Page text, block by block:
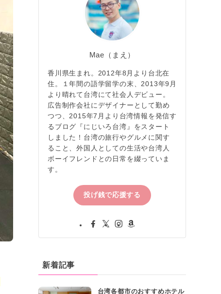
Mae（まえ）
香川県生まれ。2012年8月より台北在
住。１年間の語学留学の末、2013年9月
より晴れて台湾にて社会人デビュー。
広告制作会社にデザイナーとして勤め
つつ、2015年7月より台湾情報を発信す
るブログ『にじいろ台湾』をスタート
しました！台湾の旅行やグルメに関す
ること、外国人としての生活や台湾人
ボーイフレンドとの日常を綴っていま
す。
投げ銭で応援する
新着記事
台湾各都市のおすすめホテル